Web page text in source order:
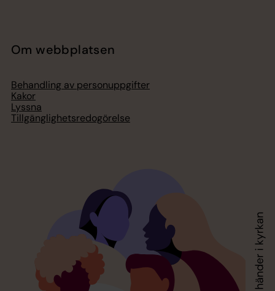
Om webbplatsen
Behandling av personuppgifter
Kakor
Lyssna
Tillgänglighetsredogörelse